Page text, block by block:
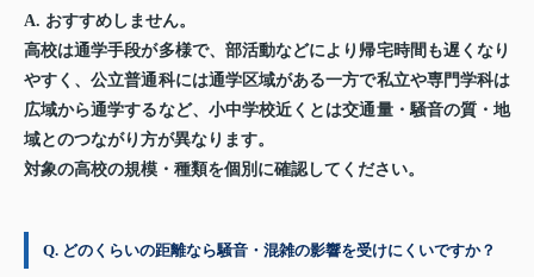
A. おすすめしません。
高校は通学手段が多様で、部活動などにより帰宅時間も遅くなり
やすく、公立普通科には通学区域がある一方で私立や専門学科は
広域から通学するなど、小中学校近くとは交通量・騒音の質・地
域とのつながり方が異なります。
対象の高校の規模・種類を個別に確認してください。
Q. どのくらいの距離なら騒音・混雑の影響を受けにくいですか？